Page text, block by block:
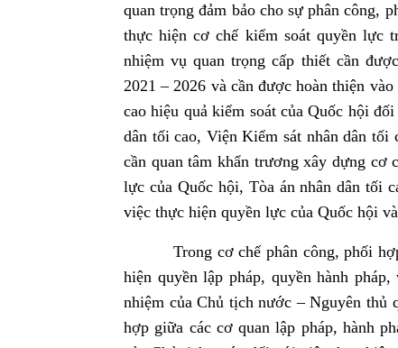
quan trọng đảm bảo cho sự phân công,
thực hiện cơ chế kiểm soát quyền lực
nhiệm vụ quan trọng cấp thiết cần
2021 – 2026 và cần được hoàn thiện
cao hiệu quả kiểm soát của Quốc hội
dân tối cao, Viện Kiểm sát nhân dân tối
cần quan tâm khẩn trương xây dựng cơ
lực của Quốc hội, Tòa án nhân dân tối
việc thực hiện quyền lực của Quốc hội
Trong cơ chế phân công, phối hợp
hiện quyền lập pháp, quyền hành
nhiệm của Chủ tịch nước – Nguyên thủ
hợp giữa các cơ quan lập pháp, hành